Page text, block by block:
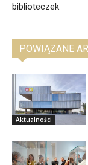
biblioteczek
POWIĄZANE
Aktualności